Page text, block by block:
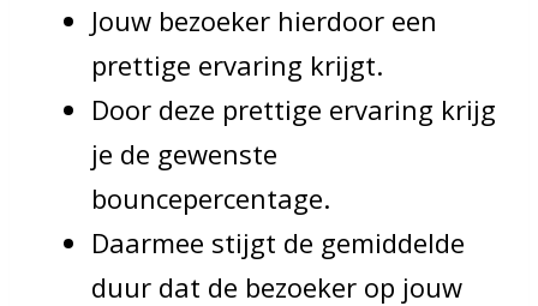
Jouw bezoeker hierdoor een
prettige ervaring krijgt.
Door deze prettige ervaring krijg
je de gewenste
bouncepercentage.
Daarmee stijgt de gemiddelde
duur dat de bezoeker op jouw